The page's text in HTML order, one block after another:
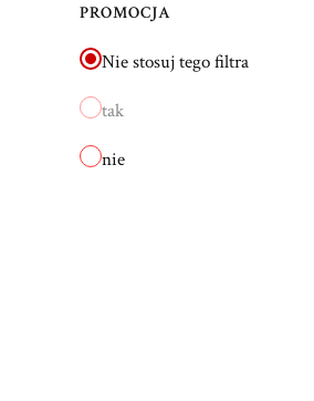
PROMOCJA
Nie stosuj tego filtra
tak
nie